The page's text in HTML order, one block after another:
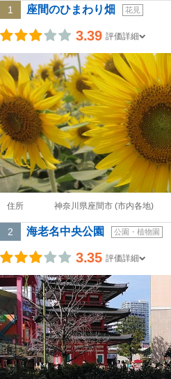
1 座間のひまわり畑 花見
3.39 評価詳細
住所 神奈川県座間市 (市内各地)
2 海老名中央公園 公園・植物園
3.35 評価詳細